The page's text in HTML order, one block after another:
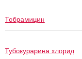
Тобрамицин
Тубокурарина хлорид